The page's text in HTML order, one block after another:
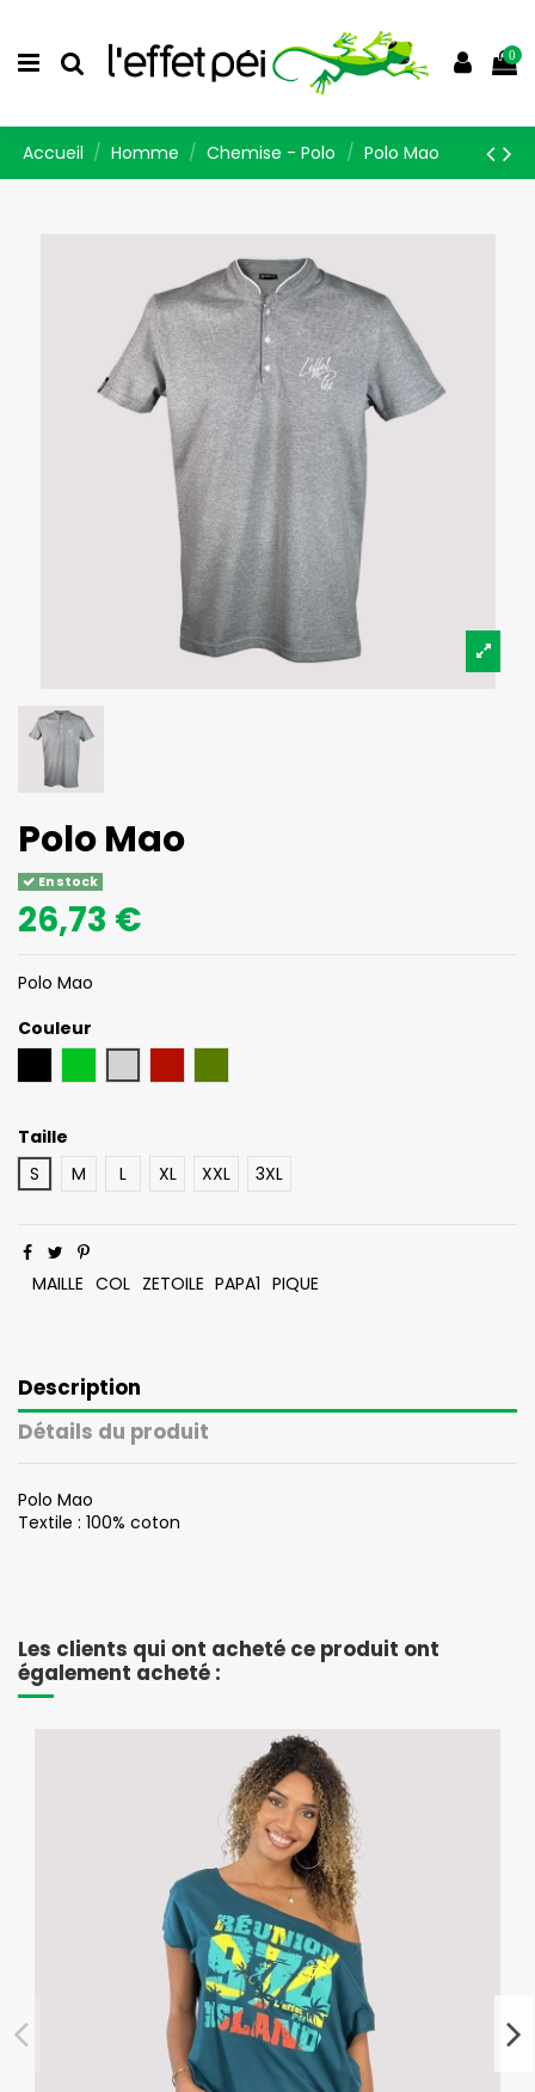
0
Accueil Homme Chemise - Polo Polo Mao
Polo Mao
En stock
26,73 €
Polo Mao
Couleur
Taille
S
M L XL XXL 3XL
MAILLE COL ZETOILE PAPA1 PIQUE
Description
Détails du produit
Polo Mao
Textile : 100% coton
Les clients qui ont acheté ce produit ont
également acheté :